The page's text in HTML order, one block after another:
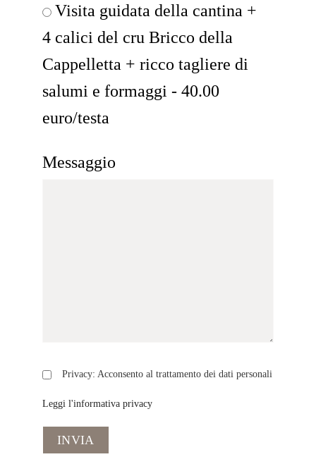
Visita guidata della cantina +
4 calici del cru Bricco della
Cappelletta + ricco tagliere di
salumi e formaggi - 40.00
euro/testa
Messaggio
Privacy: Acconsento al trattamento dei dati personali
Leggi l'informativa privacy